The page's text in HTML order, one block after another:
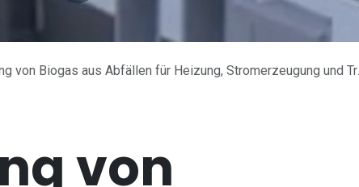
von Biogas aus Abfällen für Heizung, Stromerzeugung und Transport
von